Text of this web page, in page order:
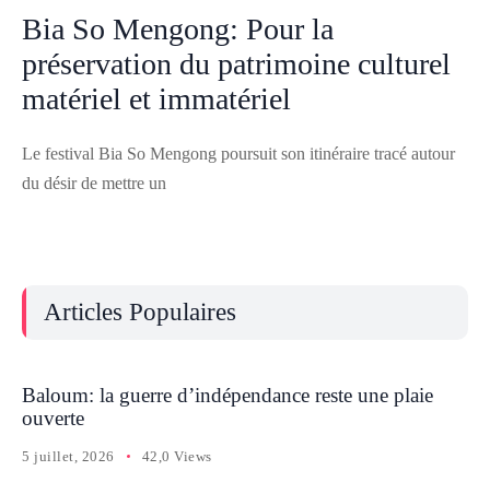
Bia So Mengong: Pour la
préservation du patrimoine culturel
matériel et immatériel
Le festival Bia So Mengong poursuit son itinéraire tracé autour
du désir de mettre un
Articles Populaires
Baloum: la guerre d’indépendance reste une plaie
ouverte
5 juillet, 2026 42,0 Views